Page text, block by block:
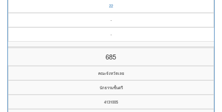
22
-
-
685
คณะจังหวัดเลย
นักธรรมชั้นตรี
4131005